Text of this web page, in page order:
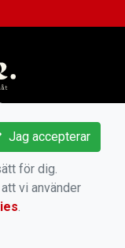
Jag accepterar
för dig.
vi använder
.